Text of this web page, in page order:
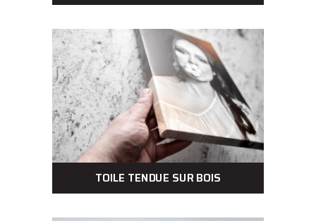
TOILE TENDUE SUR BOIS